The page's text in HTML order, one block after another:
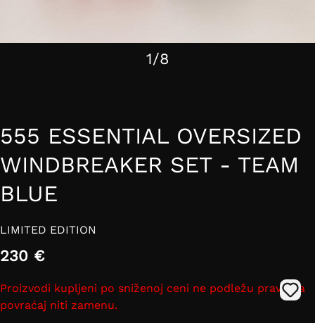
1/8
555 ESSENTIAL OVERSIZED
WINDBREAKER SET - TEAM
BLUE
LIMITED EDITION
230 €
Proizvodi kupljeni po sniženoj ceni ne podležu pravu na
povraćaj niti zamenu.